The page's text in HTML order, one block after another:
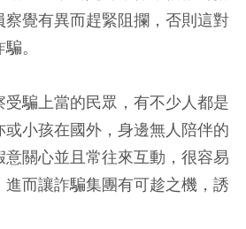
覺有異而趕緊阻攔，否則這對
。
騙上當的民眾，有不少人都是
小孩在國外，身邊無人陪伴的
關心並且常往來互動，很容易
而讓詐騙集團有可趁之機，誘